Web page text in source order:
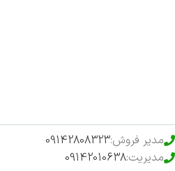
مدیر فروش:09142808323
مدیریت:09142010638